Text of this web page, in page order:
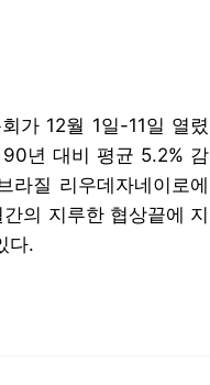
가 12월 1일-11일 열렸
년 대비 평균 5.2% 감
질 리우데자네이로에
의 지루한 협상끝에 지
다.